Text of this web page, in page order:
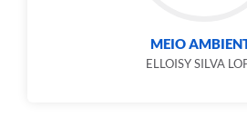
MEIO
ELLOISY SILVA